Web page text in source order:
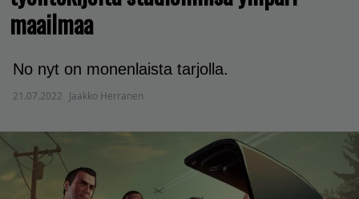
maailmaa
No nyt on monenlaista tarjolla.
21.07.2022 Jaakko Herranen